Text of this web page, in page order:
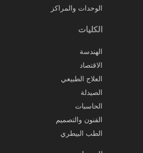
الوحدات والمراكز
الكليات
الهندسة
الاقتصاد
العلاج الطبيعي
الصيدلة
الحاسبات
الفنون والتصميم
الطب البيطري